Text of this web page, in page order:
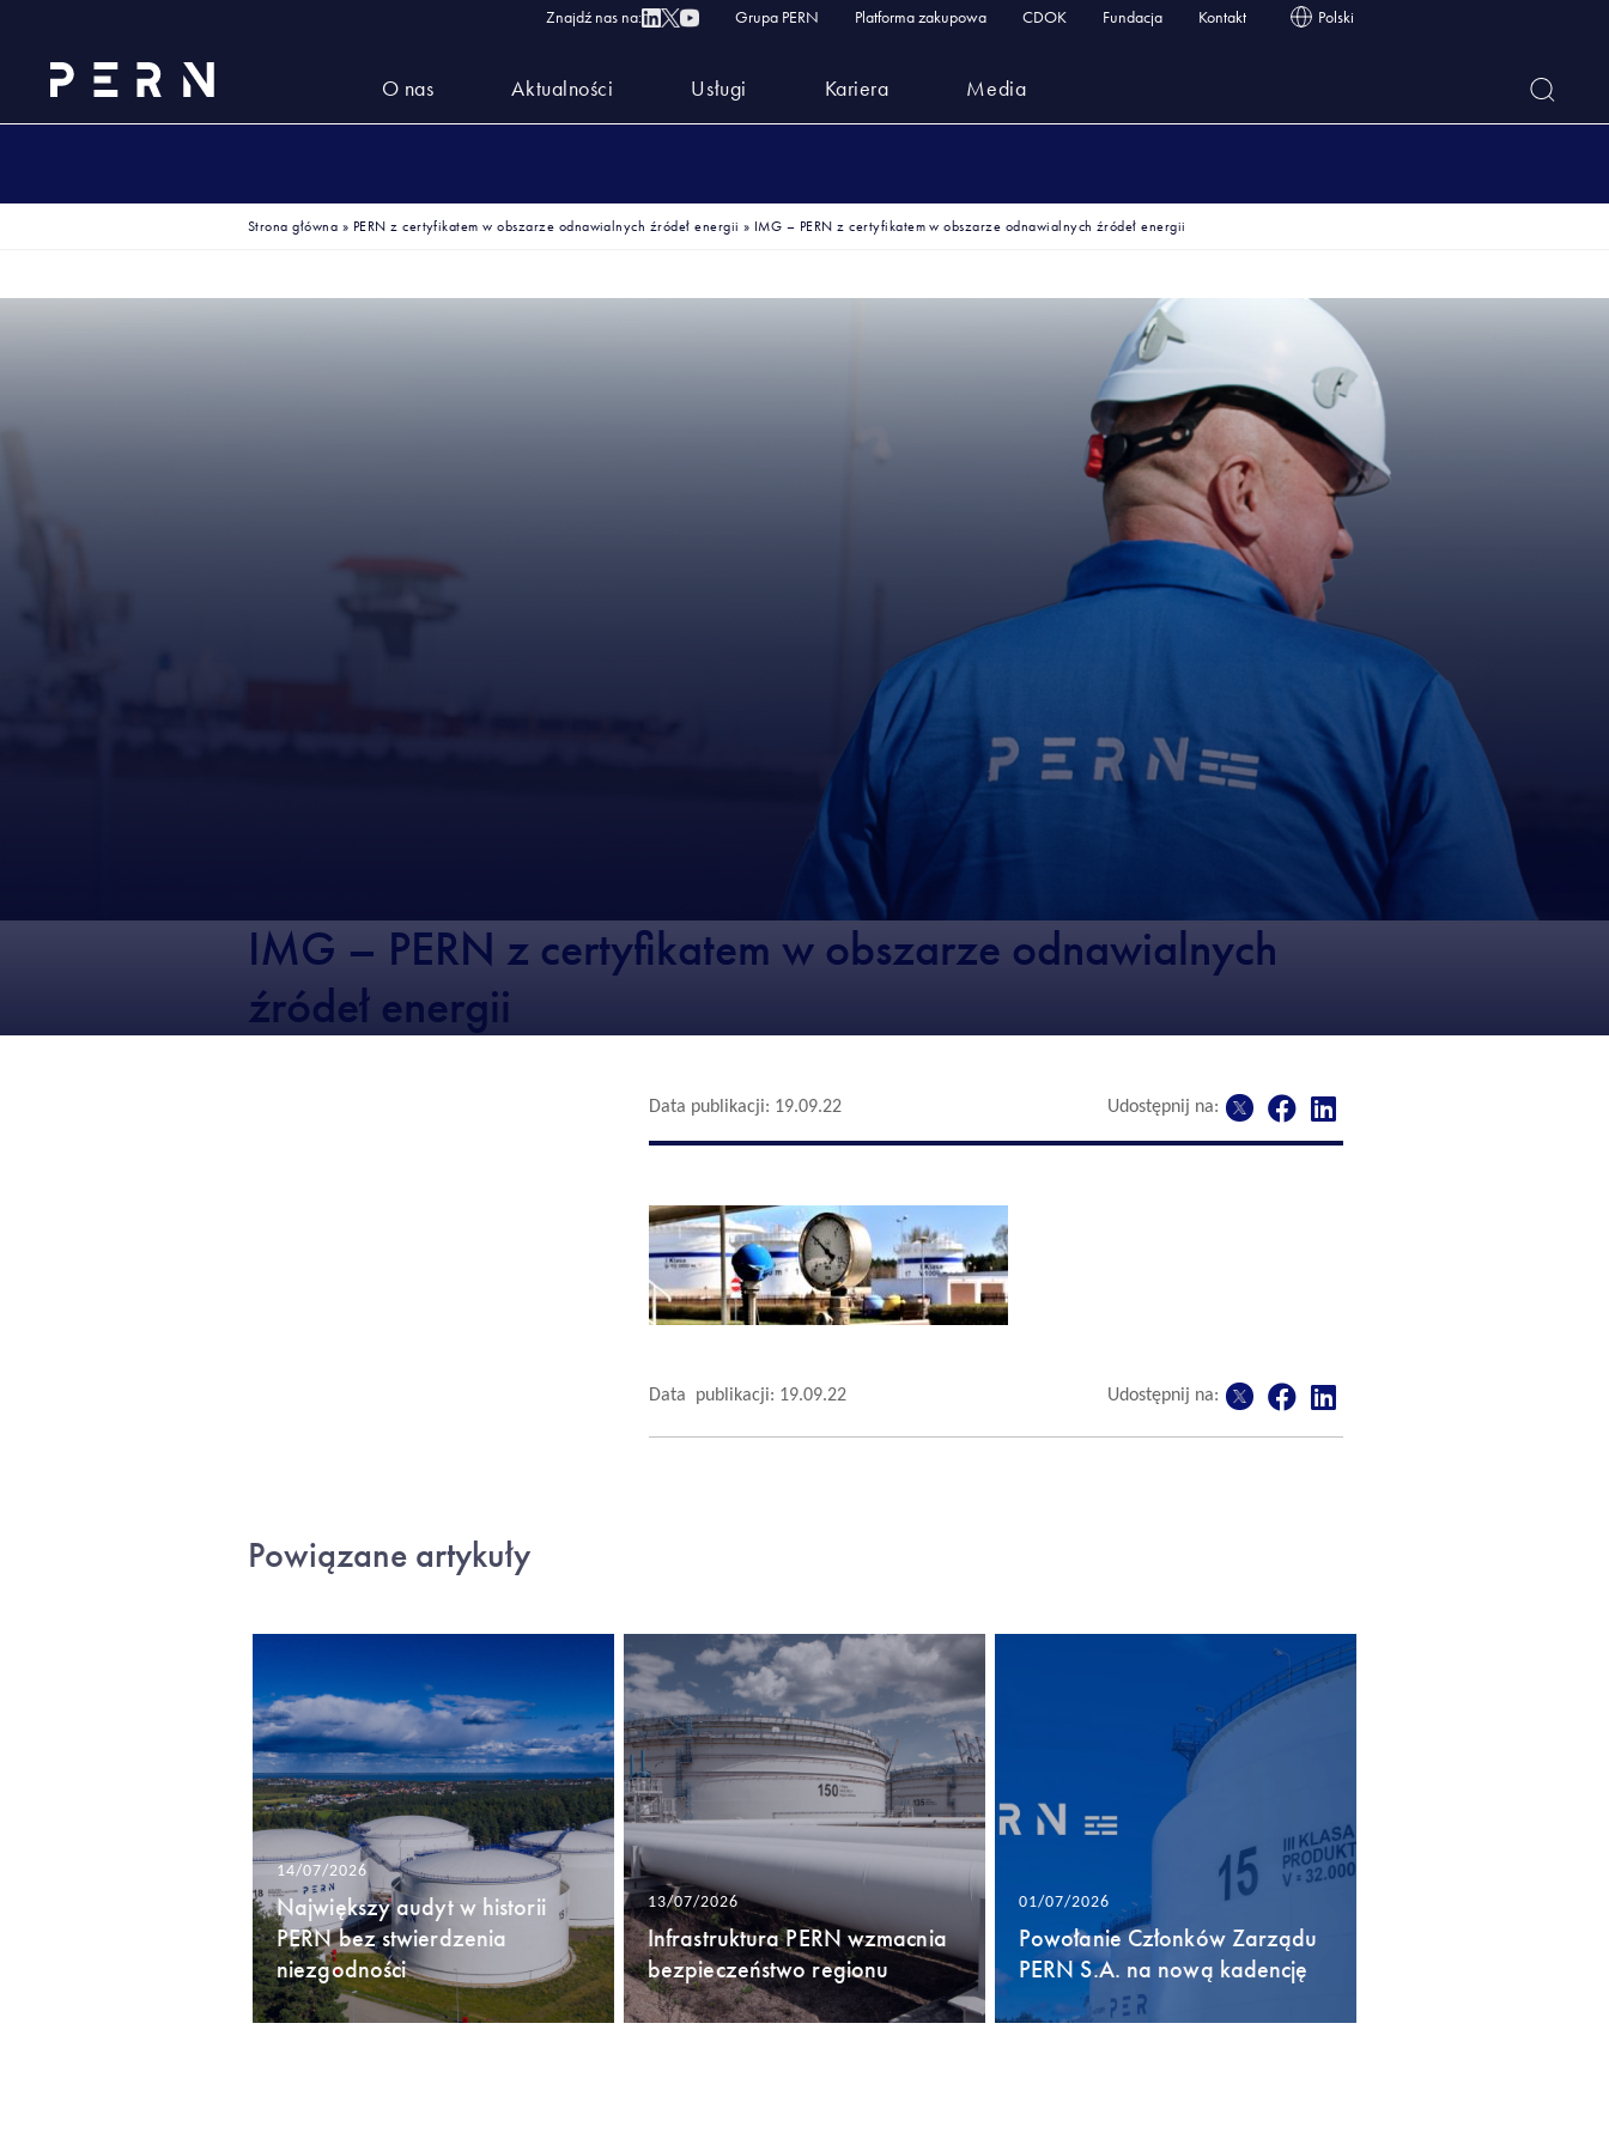
Znajdź nas na: Grupa PERN Platforma zakupowa CDOK Fundacja Kontakt Polski
O nas Aktualności Usługi Kariera Media
Strona główna » PERN z certyfikatem w obszarze odnawialnych źródeł energii » IMG – PERN z certyfikatem w obszarze odnawialnych źródeł energii
IMG – PERN z certyfikatem w obszarze odnawialnych
źródeł energii
Data publikacji: 19.09.22 Udostępnij na:
Data publikacji: 19.09.22 Udostępnij na:
Powiązane artykuły
14/07/2026
Największy audyt w historii
PERN bez stwierdzenia
niezgodności
13/07/2026
Infrastruktura PERN wzmacnia
bezpieczeństwo regionu
01/07/2026
Powołanie Członków Zarządu
PERN S.A. na nową kadencję